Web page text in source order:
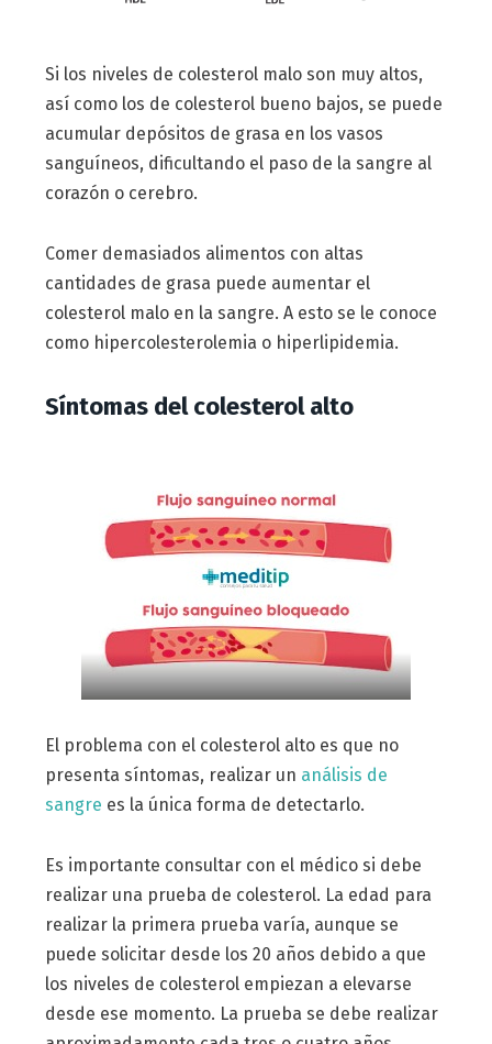
Si los niveles de colesterol malo son muy altos,
así como los de colesterol bueno bajos, se puede
acumular depósitos de grasa en los vasos
sanguíneos, dificultando el paso de la sangre al
corazón o cerebro.
Comer demasiados alimentos con altas
cantidades de grasa puede aumentar el
colesterol malo en la sangre. A esto se le conoce
como hipercolesterolemia o hiperlipidemia.
Síntomas del colesterol alto
El problema con el colesterol alto es que no
presenta síntomas, realizar un análisis de
sangre es la única forma de detectarlo.
Es importante consultar con el médico si debe
realizar una prueba de colesterol. La edad para
realizar la primera prueba varía, aunque se
puede solicitar desde los 20 años debido a que
los niveles de colesterol empiezan a elevarse
desde ese momento. La prueba se debe realizar